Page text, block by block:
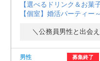
【選べるドリンク＆お菓
【個室】婚活パーティー
男性 募集終了